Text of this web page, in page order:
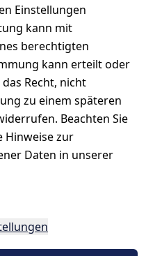
Einstellungen
kann mit
berechtigten
kann erteilt oder
Recht, nicht
zu einem späteren
Beachten Sie
Hinweise zur
Daten in unserer